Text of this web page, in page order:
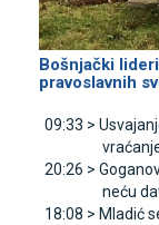
Bošnjački
pravoslavnih
09:33 >
20:26 >
neću
18:08 > Mladić